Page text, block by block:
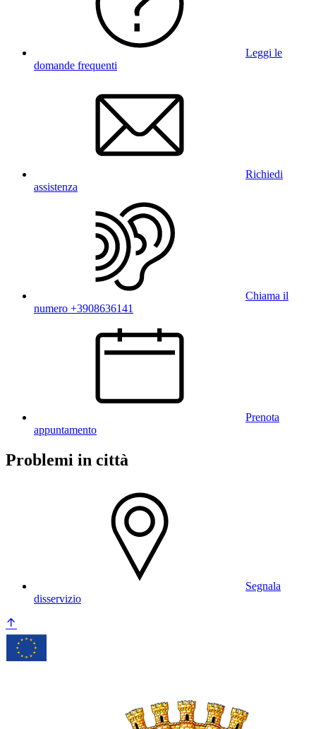
Leggi le
domande frequenti
Richiedi
assistenza
Chiama il
numero +3908636141
Prenota
appuntamento
Problemi in città
Segnala
disservizio